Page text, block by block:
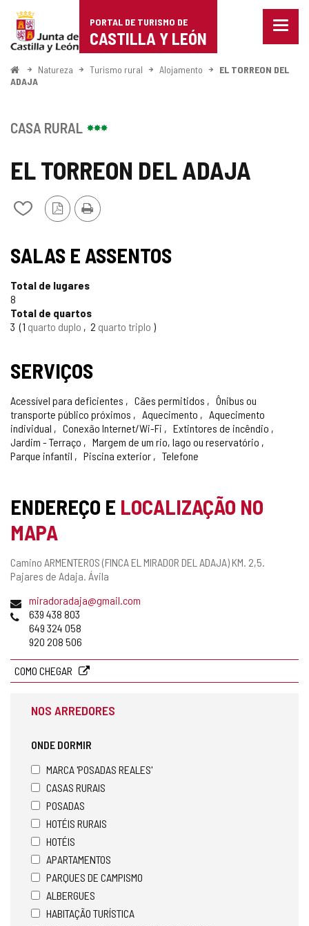
Portal
de
Turismo
de
Castilla
León
PORTAL DE TURISMO DE
CASTILLA Y LEÓN
Menu
ComeçoNatureza Turismo rural Alojamento
EL TORREON DEL
ADAJA
EL TORREON DEL ADAJA
Adicionar
de
meus
Versão
PDF
Imprimir
CASA RURAL
SALAS E ASSENTOS
Total de lugares
8
Total de quartos
3
1 quarto duplo 2 quarto triplo
SERVIÇOS
Acessível para deficientes Cães permitidos
Ônibus ou
transporte público próximos
Aquecimento
Aquecimento
individual
Conexão Internet/Wi-Fi
Extintores de incêndio
Jardim - Terraço
Margem de um rio, lago ou reservatório
Parque infantil
Piscina exterior Telefone
ENDEREÇO E LOCALIZAÇÃO NO
MAPA
Endereço
postal
Camino ARMENTEROS (FINCA EL MIRADOR DEL ADAJA) KM. 2,5.
Pajares de Adaja. Ávila
Endereço
de
email
miradoradaja@gmail.com
Telefones
639 438 803
649 324 058
920 208 506
COMO CHEGAR
NOS ARREDORES
ONDE DORMIR
MARCA 'POSADAS REALES'
CASAS RURAIS
POSADAS
HOTÉIS RURAIS
HOTÉIS
APARTAMENTOS
PARQUES DE CAMPISMO
ALBERGUES
HABITAÇÃO TURÍSTICA